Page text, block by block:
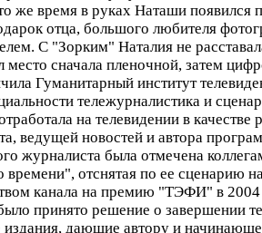
же время в руках Наташи появился
отца, большого любителя
С "Зорким" Наталия не
место сначала пленочной, затем
Гуманитарный институт
тележурналистика и
на телевидении в качестве
ведущей новостей и автора
журналиста была отмечена
времени", отснятая по ее сценарию
канала на премию "ТЭФИ" в 2004
принято решение о завершении
издания, дающие автору и